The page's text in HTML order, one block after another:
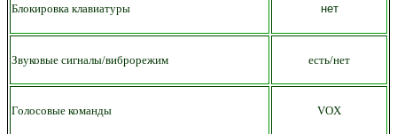
Блокировка клавиатуры нет
Звуковые сигналы/виброрежим есть/нет
Голосовые команды VOX